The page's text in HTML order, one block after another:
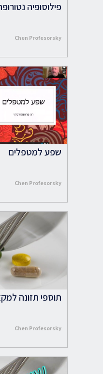
פילוסופיה
Chen Profesorsky
שפע למטפלים
Chen Profesorsky
תוספי תזונה
Chen Profesorsky